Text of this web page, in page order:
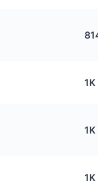
1K
1K
1K